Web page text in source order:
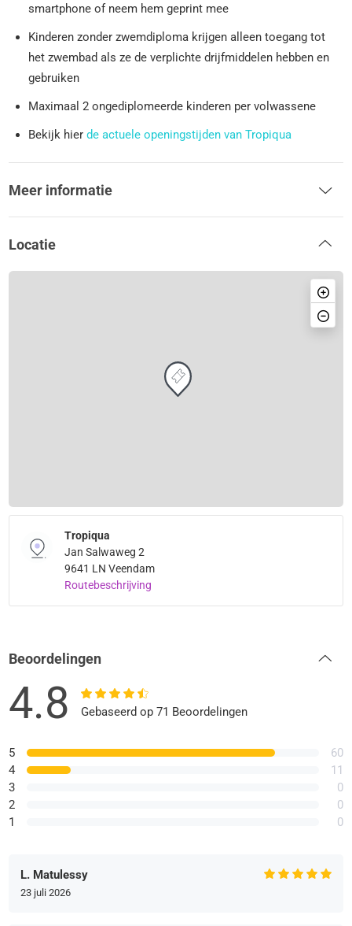
smartphone of neem hem geprint mee
Kinderen zonder zwemdiploma krijgen alleen toegang tot
het zwembad als ze de verplichte drijfmiddelen hebben en
gebruiken
Maximaal 2 ongediplomeerde kinderen per volwassene
Bekijk hierde actuele openingstijden van Tropiqua
Meer informatie
Locatie
Tropiqua
Jan Salwaweg 2
9641 LN Veendam
Routebeschrijving
Beoordelingen
4.8 Gebaseerd op 71 Beoordelingen
5
4
3
2
1
60
11
0
0
0
L. Matulessy
23 juli 2026